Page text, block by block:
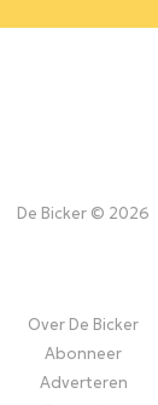
De Bicker © 2026
Over De Bicker
Abonneer
Adverteren